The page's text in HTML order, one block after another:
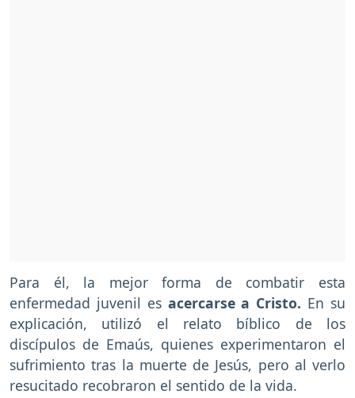
Para él, la mejor forma de combatir esta
enfermedad juvenil es acercarse a Cristo. En su
explicación, utilizó el relato bíblico de los
discípulos de Emaús, quienes experimentaron el
sufrimiento tras la muerte de Jesús, pero al verlo
resucitado recobraron el sentido de la vida.